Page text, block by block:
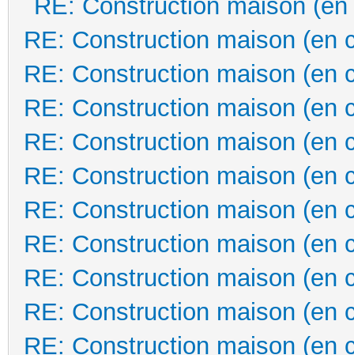
RE: Construction maison
RE: Construction maison (en
RE: Construction maison (en
RE: Construction maison (en
RE: Construction maison (en
RE: Construction maison (en
RE: Construction maison (en
RE: Construction maison (en
RE: Construction maison (en
RE: Construction maison (en
RE: Construction maison (en